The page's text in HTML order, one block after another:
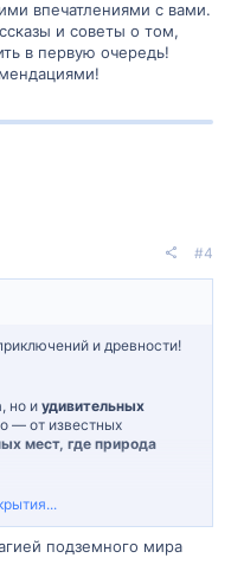
впечатлениями с вами.
и советы о том,
в первую очередь!
#4
и древности!
но иудивительных
— от известных
мест, где природа
из 16 самых
посетить — от
но не менее
подземного мира